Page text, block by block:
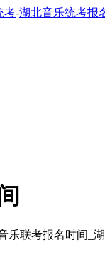
考-湖北音乐统考报
乐联考报名时间